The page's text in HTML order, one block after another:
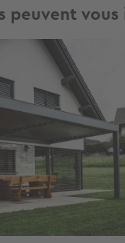
peuvent